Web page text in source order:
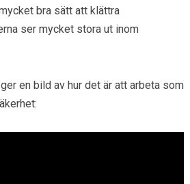
bra sätt att klättra
ser mycket stora ut inom
en bild av hur det är att arbeta som